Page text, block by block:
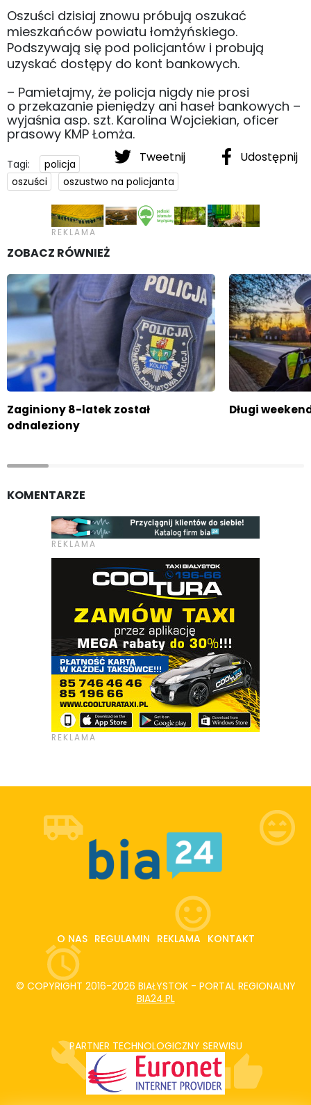
Oszuści dzisiaj znowu próbują oszukać
mieszkańców powiatu łomżyńskiego.
Podszywają się pod policjantów i probują
uzyskać dostępy do kont bankowych.
– Pamietajmy, że policja nigdy nie prosi
o przekazanie pieniędzy ani haseł bankowych –
wyjaśnia asp. szt. Karolina Wojciekian, oficer
prasowy KMP Łomża.
Tweetnij Udostępnij
Tagi:
policja
oszuści
oszustwo na policjanta
ZOBACZ RÓWNIEŻ
Zaginiony 8-latek został
odnaleziony
Długi
KOMENTARZE
O NAS REGULAMIN REKLAMA KONTAKT
© COPYRIGHT 2016-2026 BIAŁYSTOK - PORTAL REGIONALNY
BIA24.PL
PARTNER TECHNOLOGICZNY SERWISU